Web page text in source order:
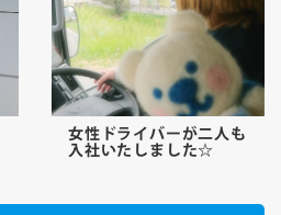
女性ドライバーが二人も
入社いたしました☆